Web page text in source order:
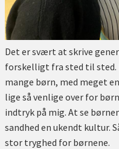
Det er svært at skrive
forskelligt fra sted til sted.
mange børn, med meget
lige så venlige over for
indtryk på mig. At se
sandhed en ukendt kultur.
stor tryghed for børnene.